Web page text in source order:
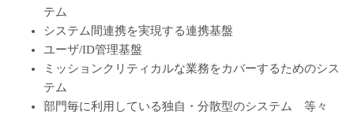
テム
システム間連携を実現する連携基盤
ユーザ/ID管理基盤
ミッションクリティカルな業務をカバーするためのシス
テム
部門毎に利用している独自・分散型のシステム 等々